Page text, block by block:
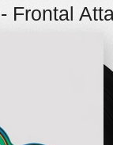
Frontal